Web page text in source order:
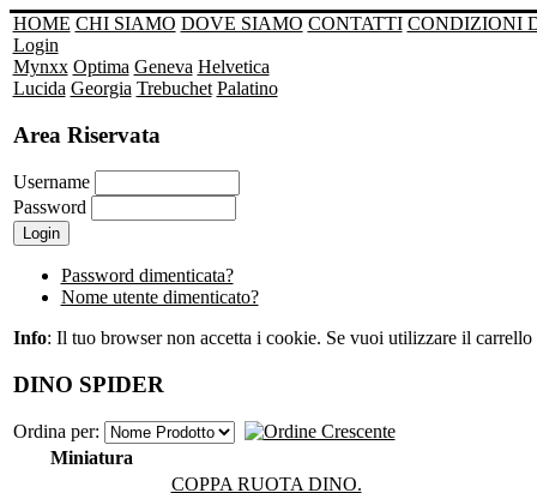
HOME CHI SIAMO DOVE SIAMO CONTATTI CONDIZIONI
Login
Mynxx Optima Geneva Helvetica
Lucida Georgia Trebuchet Palatino
Area Riservata
Username
Password
Password dimenticata?
Nome utente dimenticato?
Info: Il tuo browser non accetta i cookie. Se vuoi utilizzare il
DINO SPIDER
Ordina per:
Miniatura
COPPA RUOTA DINO.